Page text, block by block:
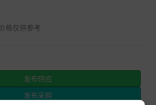
格仅供参考
发布供应
发布采购